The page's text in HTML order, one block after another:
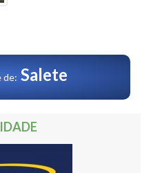
de: Salete